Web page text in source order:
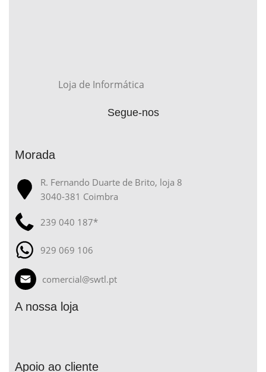
Loja de Informática
Segue-nos
Morada
R. Fernando Duarte de Brito, loja 8
3040-381 Coimbra
239 040 187*
929 069 106
comercial@swtl.pt
A nossa loja
Apoio ao cliente